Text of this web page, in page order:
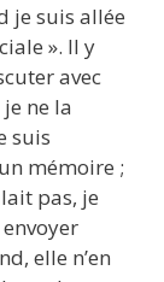
je suis allée
». Il y
avec
ne la
suis
mémoire ;
pas, je
elle n’en